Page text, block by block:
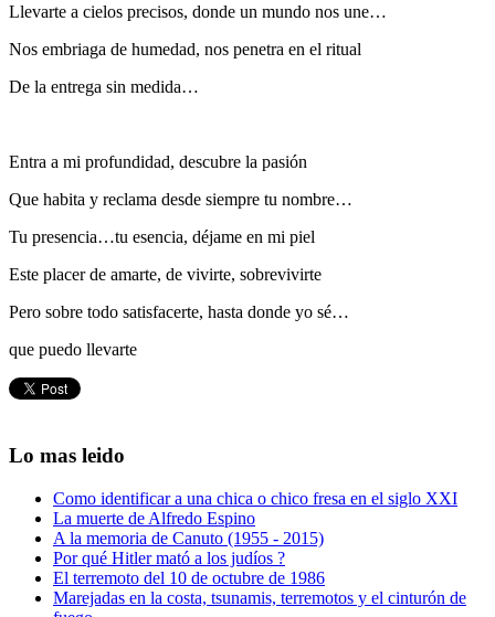
Llevarte a cielos precisos, donde un mundo nos une…
Nos embriaga de humedad, nos penetra en el ritual
De la entrega sin medida…
Entra a mi profundidad, descubre la pasión
Que habita y reclama desde siempre tu nombre…
Tu presencia…tu esencia, déjame en mi piel
Este placer de amarte, de vivirte, sobrevivirte
Pero sobre todo satisfacerte, hasta donde yo sé…
que puedo llevarte
Lo mas leido
Como identificar a una chica o chico fresa en el siglo XXI
La muerte de Alfredo Espino
A la memoria de Canuto (1955 - 2015)
Por qué Hitler mató a los judíos ?
El terremoto del 10 de octubre de 1986
Marejadas en la costa, tsunamis, terremotos y el cinturón de